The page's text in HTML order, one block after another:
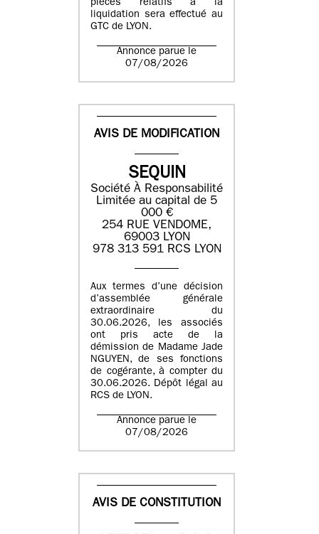
pièces relatifs à la
liquidation sera effectué au
GTC de LYON.
Annonce parue le
07/08/2026
AVIS DE MODIFICATION
SEQUIN
Société À Responsabilité
Limitée au capital de 5
000 €
254 RUE VENDOME,
69003 LYON
978 313 591 RCS LYON
Aux termes d’une décision
d’assemblée générale
extraordinaire du
30.06.2026, les associés
ont pris acte de la
démission de Madame Jade
NGUYEN, de ses fonctions
de cogérante, à compter du
30.06.2026. Dépôt légal au
RCS de LYON.
Annonce parue le
07/08/2026
AVIS DE CONSTITUTION